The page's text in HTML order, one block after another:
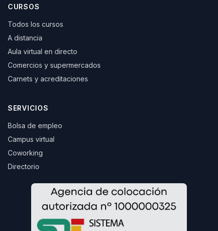
CURSOS
Todos los cursos
A distancia
Aula virtual en directo
Comercios y supermercados
Carnets y acreditaciones
SERVICIOS
Bolsa de empleo
Campus virtual
Coworking
Directorio